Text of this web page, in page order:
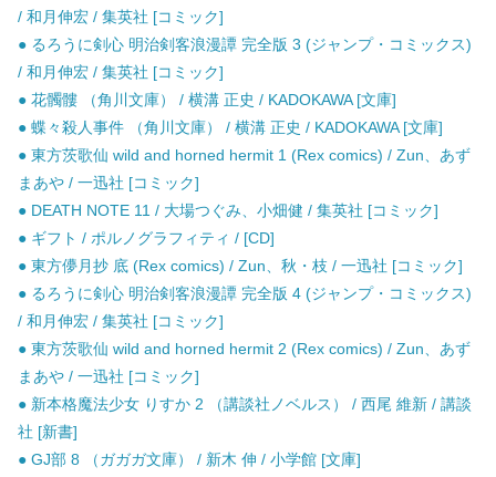
/ 和月伸宏 / 集英社 [コミック]
● るろうに剣心 明治剣客浪漫譚 完全版 3 (ジャンプ・コミックス)
/ 和月伸宏 / 集英社 [コミック]
● 花髑髏 （角川文庫） / 横溝 正史 / KADOKAWA [文庫]
● 蝶々殺人事件 （角川文庫） / 横溝 正史 / KADOKAWA [文庫]
● 東方茨歌仙 wild and horned hermit 1 (Rex comics) / Zun、あず
まあや / 一迅社 [コミック]
● DEATH NOTE 11 / 大場つぐみ、小畑健 / 集英社 [コミック]
● ギフト / ポルノグラフィティ / [CD]
● 東方儚月抄 底 (Rex comics) / Zun、秋・枝 / 一迅社 [コミック]
● るろうに剣心 明治剣客浪漫譚 完全版 4 (ジャンプ・コミックス)
/ 和月伸宏 / 集英社 [コミック]
● 東方茨歌仙 wild and horned hermit 2 (Rex comics) / Zun、あず
まあや / 一迅社 [コミック]
● 新本格魔法少女 りすか 2 （講談社ノベルス） / 西尾 維新 / 講談
社 [新書]
● GJ部 8 （ガガガ文庫） / 新木 伸 / 小学館 [文庫]